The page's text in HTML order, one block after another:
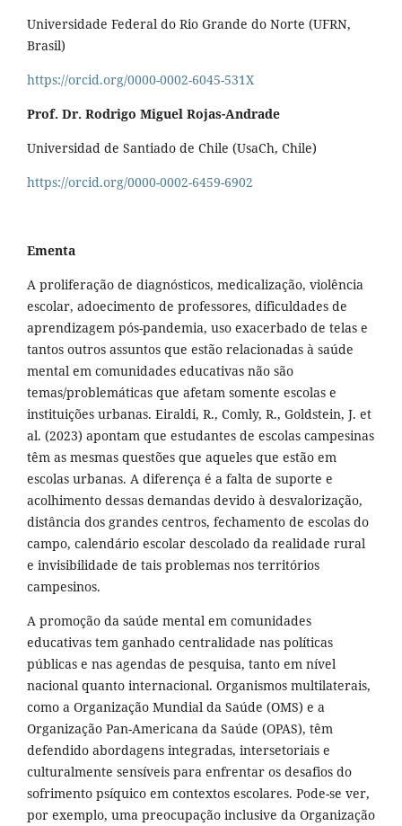
Universidade Federal do Rio Grande do Norte (UFRN,
Brasil)
https://orcid.org/0000-0002-6045-531X
Prof. Dr. Rodrigo Miguel Rojas-Andrade
Universidad de Santiado de Chile (UsaCh, Chile)
https://orcid.org/0000-0002-6459-6902
Ementa
A proliferação de diagnósticos, medicalização, violência
escolar, adoecimento de professores, dificuldades de
aprendizagem pós-pandemia, uso exacerbado de telas e
tantos outros assuntos que estão relacionadas à saúde
mental em comunidades educativas não são
temas/problemáticas que afetam somente escolas e
instituições urbanas. Eiraldi, R., Comly, R., Goldstein, J. et
al. (2023) apontam que estudantes de escolas campesinas
têm as mesmas questões que aqueles que estão em
escolas urbanas. A diferença é a falta de suporte e
acolhimento dessas demandas devido à desvalorização,
distância dos grandes centros, fechamento de escolas do
campo, calendário escolar descolado da realidade rural
e invisibilidade de tais problemas nos territórios
campesinos.
A promoção da saúde mental em comunidades
educativas tem ganhado centralidade nas políticas
públicas e nas agendas de pesquisa, tanto em nível
nacional quanto internacional. Organismos multilaterais,
como a Organização Mundial da Saúde (OMS) e a
Organização Pan-Americana da Saúde (OPAS), têm
defendido abordagens integradas, intersetoriais e
culturalmente sensíveis para enfrentar os desafios do
sofrimento psíquico em contextos escolares. Pode-se ver,
por exemplo, uma preocupação inclusive da Organização